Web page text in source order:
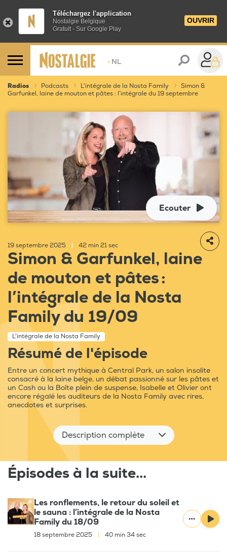
Téléchargez l'application
Nostalgie Belgique
Gratuit - Sur Google Play
OUVRIR
> NL
Radios Podcasts L'intégrale de la Nosta Family
Simon &
Garfunkel, laine de mouton et pâtes : l’intégrale du 19 septembre
Ecouter
19 septembre 2025 42 min 21 sec
Simon & Garfunkel, laine
de mouton et pâtes :
l’intégrale de la Nosta
Family du 19/09
L'intégrale de la Nosta Family
Résumé de l'épisode
Entre un concert mythique à Central Park, un salon insolite
consacré à la laine belge, un débat passionné sur les pâtes et
un Cash ou la Boîte plein de suspense, Isabelle et Olivier ont
encore régalé les auditeurs de la Nosta Family avec rires,
anecdotes et surprises.
Description complète
Épisodes à la suite...
Les ronflements, le retour du soleil et
le sauna : l’intégrale de la Nosta
Family du 18/09
18 septembre 2025 40 min 34 sec